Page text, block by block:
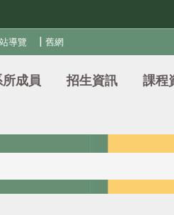
導覽 |舊網
所成員 招生資訊 課程